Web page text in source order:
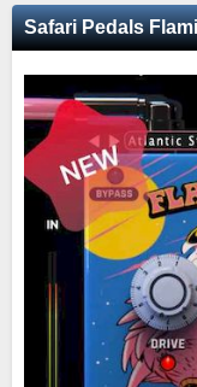
Safari Pedals